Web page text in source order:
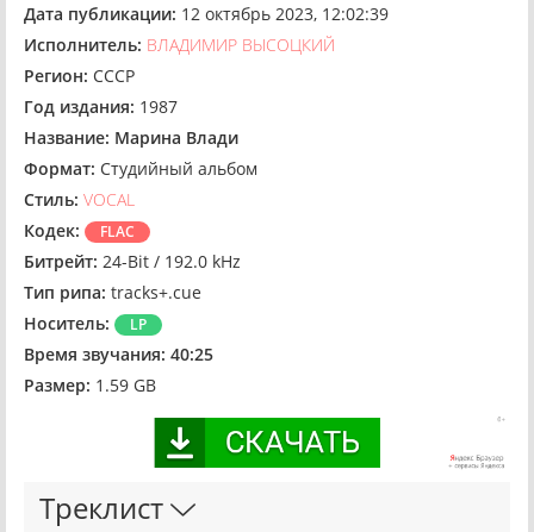
Дата публикации: 12 октябрь 2023, 12:02:39
Исполнитель: ВЛАДИМИР ВЫСОЦКИЙ
Регион: СССР
Год издания: 1987
Название: Марина Влади
Формат: Студийный альбом
Стиль: VOCAL
Кодек:
FLAC
Битрейт: 24-Bit / 192.0 kHz
Тип рипа: tracks+.cue
Носитель:
LP
Время звучания: 40:25
Размер: 1.59 GB
Треклист